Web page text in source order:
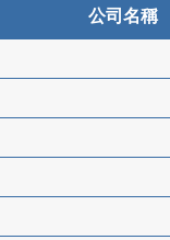
公司名稱